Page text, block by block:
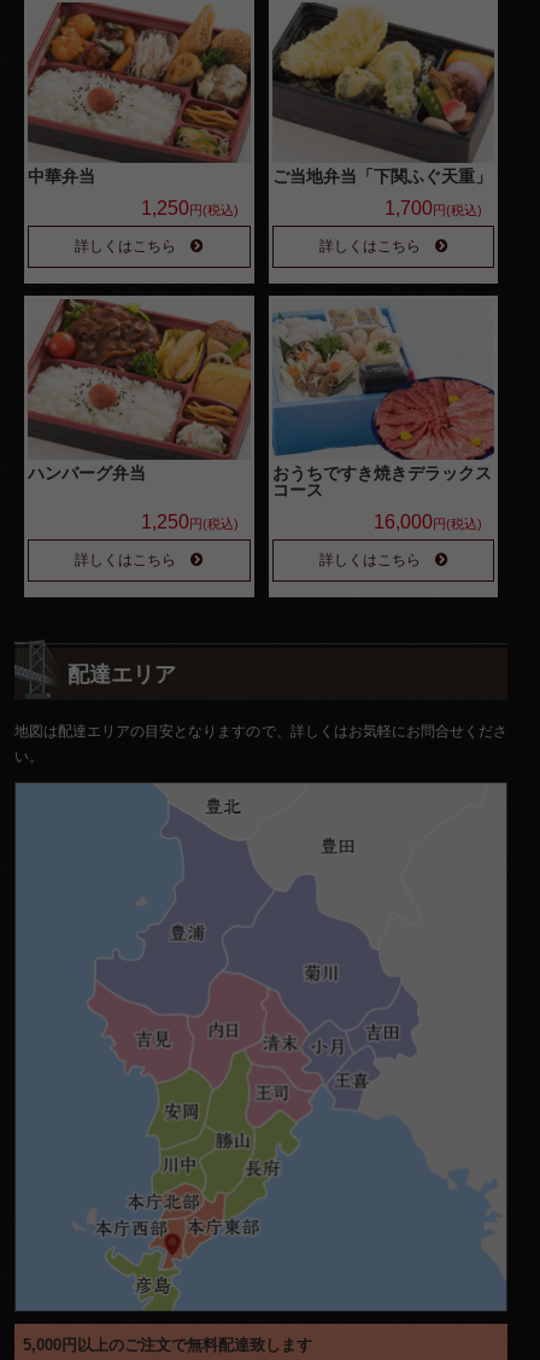
よくある
ご質問
づく表記
サイトマ
ップ
中華弁当
1,250円(税込)
詳しくはこちら
ご当地弁当「下関ふぐ天重」
1,700円(税込)
詳しくはこちら
ハンバーグ弁当
1,250円(税込)
詳しくはこちら
おうちですき焼きデラックス
コース
16,000円(税込)
詳しくはこちら
配達エリア
地図は配達エリアの目安となりますので、詳しくはお気軽にお問合せくださ
い。
5,000円以上のご注文で無料配達致します